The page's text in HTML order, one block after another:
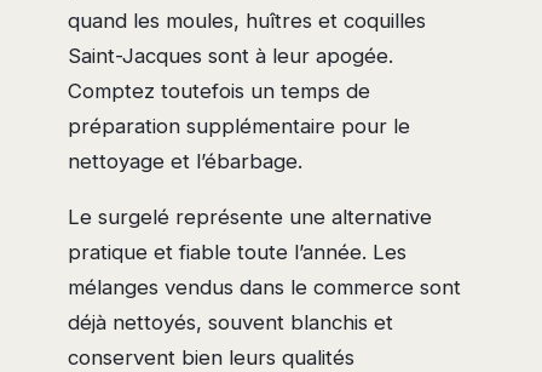
quand les moules, huîtres et coquilles
Saint-Jacques sont à leur apogée.
Comptez toutefois un temps de
préparation supplémentaire pour le
nettoyage et l’ébarbage.
Le surgelé représente une alternative
pratique et fiable toute l’année. Les
mélanges vendus dans le commerce sont
déjà nettoyés, souvent blanchis et
conservent bien leurs qualités